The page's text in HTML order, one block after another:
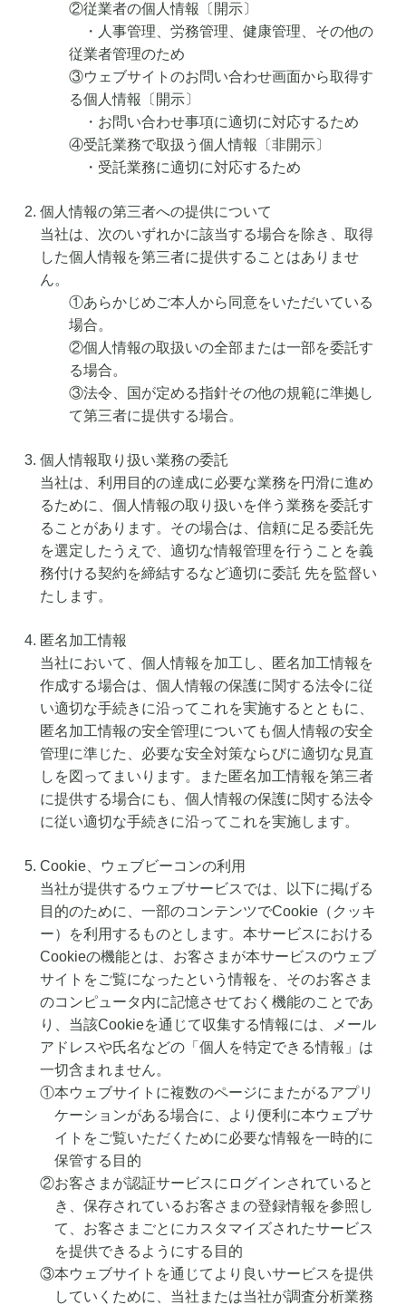
②従業者の個人情報〔開示〕
・人事管理、労務管理、健康管理、その他の
従業者管理のため
③ウェブサイトのお問い合わせ画面から取得す
る個人情報〔開示〕
・お問い合わせ事項に適切に対応するため
④受託業務で取扱う個人情報〔非開示〕
・受託業務に適切に対応するため
個人情報の第三者への提供について
当社は、次のいずれかに該当する場合を除き、取得
した個人情報を第三者に提供することはありませ
ん。
①あらかじめご本人から同意をいただいている
場合。
②個人情報の取扱いの全部または一部を委託す
る場合。
③法令、国が定める指針その他の規範に準拠し
て第三者に提供する場合。
個人情報取り扱い業務の委託
当社は、利用目的の達成に必要な業務を円滑に進め
るために、個人情報の取り扱いを伴う業務を委託す
ることがあります。その場合は、信頼に足る委託先
を選定したうえで、適切な情報管理を行うことを義
務付ける契約を締結するなど適切に委託 先を監督い
たします。
匿名加工情報
当社において、個人情報を加工し、匿名加工情報を
作成する場合は、個人情報の保護に関する法令に従
い適切な手続きに沿ってこれを実施するとともに、
匿名加工情報の安全管理についても個人情報の安全
管理に準じた、必要な安全対策ならびに適切な見直
しを図ってまいります。また匿名加工情報を第三者
に提供する場合にも、個人情報の保護に関する法令
に従い適切な手続きに沿ってこれを実施します。
Cookie、ウェブビーコンの利用
当社が提供するウェブサービスでは、以下に掲げる
目的のために、一部のコンテンツでCookie（クッキ
ー）を利用するものとします。本サービスにおける
Cookieの機能とは、お客さまが本サービスのウェブ
サイトをご覧になったという情報を、そのお客さま
のコンピュータ内に記憶させておく機能のことであ
り、当該Cookieを通じて収集する情報には、メール
アドレスや氏名などの「個人を特定できる情報」は
一切含まれません。
①本ウェブサイトに複数のページにまたがるアプリ
ケーションがある場合に、より便利に本ウェブサ
イトをご覧いただくために必要な情報を一時的に
保管する目的
②お客さまが認証サービスにログインされていると
き、保存されているお客さまの登録情報を参照し
て、お客さまごとにカスタマイズされたサービス
を提供できるようにする目的
③本ウェブサイトを通じてより良いサービスを提供
していくために、当社または当社が調査分析業務